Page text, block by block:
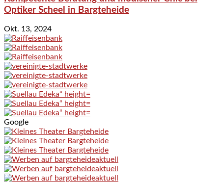
Optiker Scheel in Bargteheide
Okt. 13, 2024
Google